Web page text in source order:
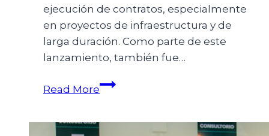
ejecución de contratos, especialmente
en proyectos de infraestructura y de
larga duración. Como parte de este
lanzamiento, también fue…
Read More